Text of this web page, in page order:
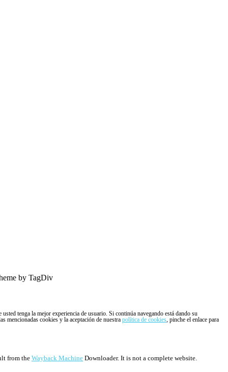
by TagDiv
tenga la mejor experiencia de usuario. Si continúa navegando está dando su
mencionadas cookies y la aceptación de nuestra política de cookies, pinche el enlace para
from the Wayback Machine Downloader. It is not a complete website.